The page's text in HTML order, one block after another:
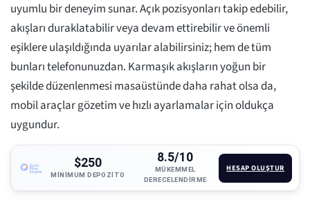
uyumlu bir deneyim sunar. Açık pozisyonları takip edebilir,
akışları duraklatabilir veya devam ettirebilir ve önemli
eşiklere ulaşıldığında uyarılar alabilirsiniz; hem de tüm
bunları telefonunuzdan. Karmaşık akışların yoğun bir
şekilde düzenlenmesi masaüstünde daha rahat olsa da,
mobil araçlar gözetim ve hızlı ayarlamalar için oldukça
uygundur.
$250
MINIMUM DEPOZITO
8.5/10
MÜKEMMEL
DERECELENDIRME
HESAP OLUŞTUR